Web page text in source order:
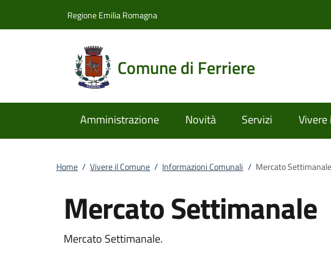
Regione Emilia Romagna
Comune di Ferriere
Amministrazione Novità Servizi Vivere
Home / Vivere il Comune / Informazioni Comunali / Mercato Settimanale
Mercato Settimanale
Mercato Settimanale.